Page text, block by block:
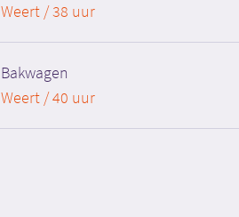
Weert / 38 uur
Bakwagen
Weert / 40 uur